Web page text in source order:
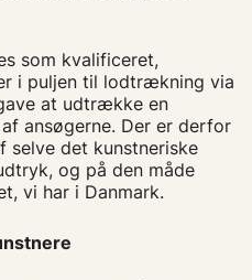
som kvalificeret,
i puljen til lodtrækning via
at udtrække en
ansøgerne. Der er derfor
selve det kunstneriske
og på den måde
vi har i Danmark.